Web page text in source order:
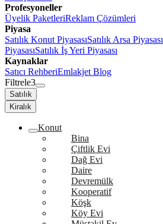
Profesyoneller
Üyelik PaketleriReklam Çözümleri
Piyasa
Satılık Konut PiyasasıSatılık Arsa Piyasası
PiyasasıSatılık İş Yeri Piyasası
Kaynaklar
Satıcı RehberiEmlakjet Blog
Filtrele3
Satılık
Kiralık
Konut
Bina
Çiftlik Evi
Dağ Evi
Daire
Devremülk
Kooperatif
Köşk
Köy Evi